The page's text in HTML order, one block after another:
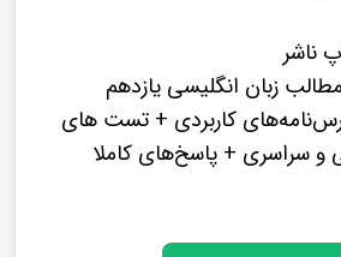
ناشر
مطالب زبان انگلیسی یازدهم
کاربردی + تست های
و سراسری + پاسخ‌های کاملا